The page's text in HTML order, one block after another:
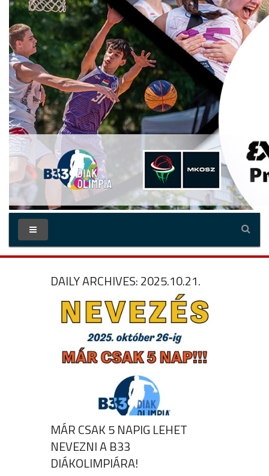
DAILY ARCHIVES:2025.10.21.
MÁR CSAK 5 NAPIG LEHET
NEVEZNI A B33
DIÁKOLIMPIÁRA!